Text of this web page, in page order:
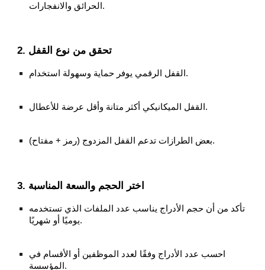
الحرائق والانفجارات.
2. تحقق من نوع القفل
القفل الرقمي يوفر حماية وسهولة استخدام.
القفل الميكانيكي أكثر متانة وأقل عرضة للأعطال.
بعض الطرازات تدعم القفل المزدوج (رمز + مفتاح).
3. اختر الحجم والسعة المناسبة
تأكد من أن حجم الأدراج يناسب عدد الملفات الذي تستخدمه
يوميًا أو شهريًا.
احسب عدد الأدراج وفقًا لعدد الموظفين أو الأقسام في
المؤسسة.